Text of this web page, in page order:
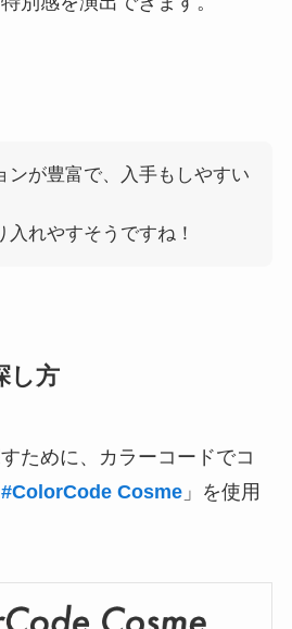
ンが豊富で、入手もしやすい
れやすそうですね！
し方
ために、カラーコードでコ
#ColorCode Cosme」を使用